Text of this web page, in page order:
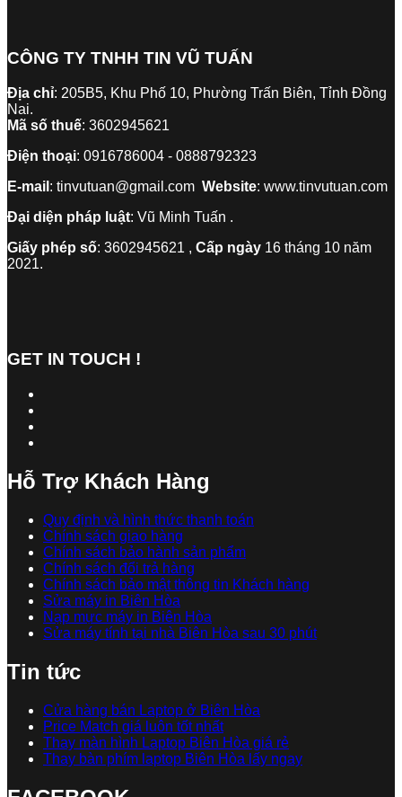
CÔNG TY TNHH TIN VŨ TUẤN
Địa chỉ: 205B5, Khu Phố 10, Phường Trấn Biên, Tỉnh Đồng
Nai.
Mã số thuế: 3602945621
Điện thoại: 0916786004 - 0888792323
E-mail : tinvutuan@gmail.com Website: www.tinvutuan.com
Đại diện pháp luật: Vũ Minh Tuấn .
Giấy phép số: 3602945621 , Cấp ngày 16 tháng 10 năm
2021.
GET IN TOUCH !
Hỗ Trợ Khách Hàng
Quy định và hình thức thanh toán
Chính sách giao hàng
Chính sách bảo hành sản phẩm
Chính sách đổi trả hàng
Chính sách bảo mật thông tin Khách hàng
Sửa máy in Biên Hòa
Nạp mực máy in Biên Hòa
Sửa máy tính tại nhà Biên Hòa sau 30 phút
Tin tức
Cửa hàng bán Laptop ở Biên Hòa
Price Match giá luôn tốt nhất
Thay màn hình Laptop Biên Hòa giá rẻ
Thay bàn phím laptop Biên Hòa lấy ngay